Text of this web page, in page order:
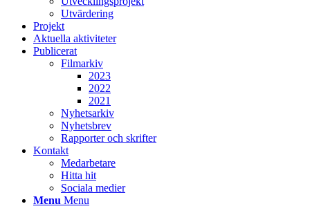
Utvärdering
Projekt
Aktuella aktiviteter
Publicerat
Filmarkiv
2023
2022
2021
Nyhetsarkiv
Nyhetsbrev
Rapporter och skrifter
Kontakt
Medarbetare
Hitta hit
Sociala medier
Menu Menu